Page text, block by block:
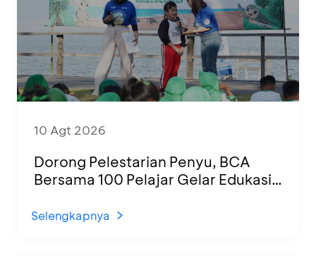
10 Agt 2026
Dorong Pelestarian Penyu, BCA
Bersama 100 Pelajar Gelar Edukasi
Selengkapnya